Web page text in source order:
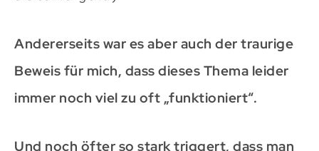
Andererseits war es aber auch der traurige
Beweis für mich, dass dieses Thema leider
immer noch viel zu oft „funktioniert“.
Und noch öfter so stark triggert, dass man